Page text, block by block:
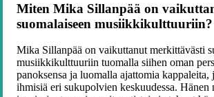
Miten Mika Sillanpää on
suomalaiseen musiikkikulttuuriin?
Mika Sillanpää on vaikuttanut merkittävästi
musiikkikulttuuriin tuomalla siihen oman
panoksensa ja luomalla ajattomia kappaleita,
ihmisiä eri sukupolvien keskuudessa. Hänen